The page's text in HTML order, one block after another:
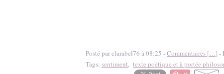
Posté par clarabel76 à 08:25 -Commentaires […] -
Tags: sentiment, texte poétique et à portée